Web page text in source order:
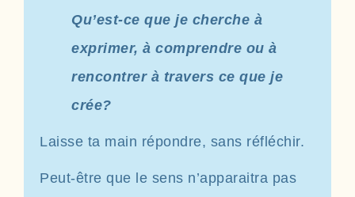
Qu’est-ce que je cherche à
exprimer, à comprendre ou à
rencontrer à travers ce que je
crée?
Laisse ta main répondre, sans réfléchir.
Peut-être que le sens n’apparaitra pas